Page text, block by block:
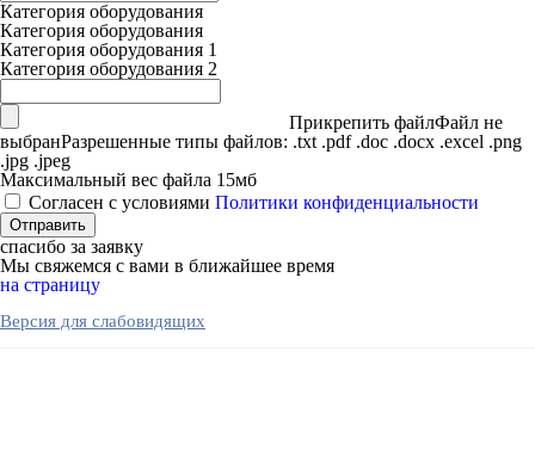
Категория оборудования
Категория оборудования
Категория оборудования 1
Категория оборудования 2
Прикрепить файлФайл не
выбранРазрешенные типы файлов: .txt .pdf .doc .docx .excel .png
.jpg .jpeg
Максимальный вес файла 15мб
Согласен с условиями Политики конфиденциальности
спасибо за заявку
Мы свяжемся с вами в ближайшее время
на страницу
Версия для слабовидящих